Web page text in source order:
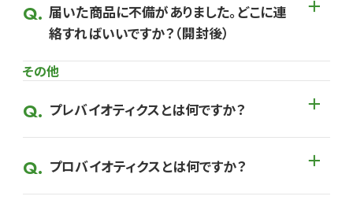
届いた商品に不備がありました。どこに連
絡すればいいですか？（開封後）
その他
プレバイオティクスとは何ですか？
プロバイオティクスとは何ですか？